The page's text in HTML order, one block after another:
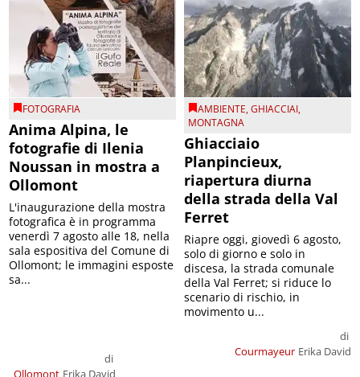
FOTOGRAFIA
Anima Alpina, le
fotografie di Ilenia
Noussan in mostra a
Ollomont
Ollomont
di
Erika David
L'inaugurazione della mostra
fotografica è in programma
venerdì 7 agosto alle 18, nella
sala espositiva del Comune di
Ollomont; le immagini esposte
sa...
AMBIENTE,GHIACCIAI,
MONTAGNA
Ghiacciaio
Planpincieux,
riapertura diurna
della strada della Val
Ferret
Courmayeur
di
Erika David
Riapre oggi, giovedì 6 agosto,
solo di giorno e solo in
discesa, la strada comunale
della Val Ferret; si riduce lo
scenario di rischio, in
movimento u...